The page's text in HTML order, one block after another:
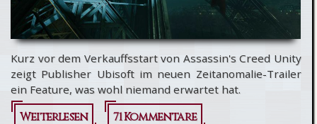
Kurz vor dem Verkauffsstart von Assassin's Creed Unity
zeigt Publisher Ubisoft im neuen Zeitanomalie-Trailer
ein Feature, was wohl niemand erwartet hat.
Weiterlesen über Assassin's
71 Kommentare